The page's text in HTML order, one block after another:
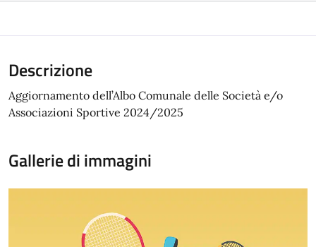
Descrizione
Aggiornamento dell’Albo Comunale delle Società e/o
Associazioni Sportive 2024/2025
Gallerie di immagini